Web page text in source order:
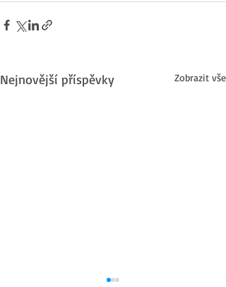
Nejnovější příspěvky Zobrazit vše